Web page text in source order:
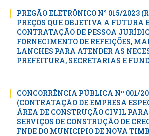
PREGÃO ELETRÔNICO N° 015/2023
PREÇOS QUE OBJETIVA A FUTURA
CONTRATAÇÃO DE PESSOA
FORNECIMENTO DE REFEIÇÕES,
LANCHES PARA ATENDER AS
PREFEITURA, SECRETARIAS E
CONCORRÊNCIA PÚBLICA Nº 001/
(CONTRATAÇÃO DE EMPRESA
ÁREA DE CONSTRUÇÃO CIVIL
SERVIÇOS DE CONSTRUÇÃO DE
FNDE DO MUNICIPIO DE NOVA